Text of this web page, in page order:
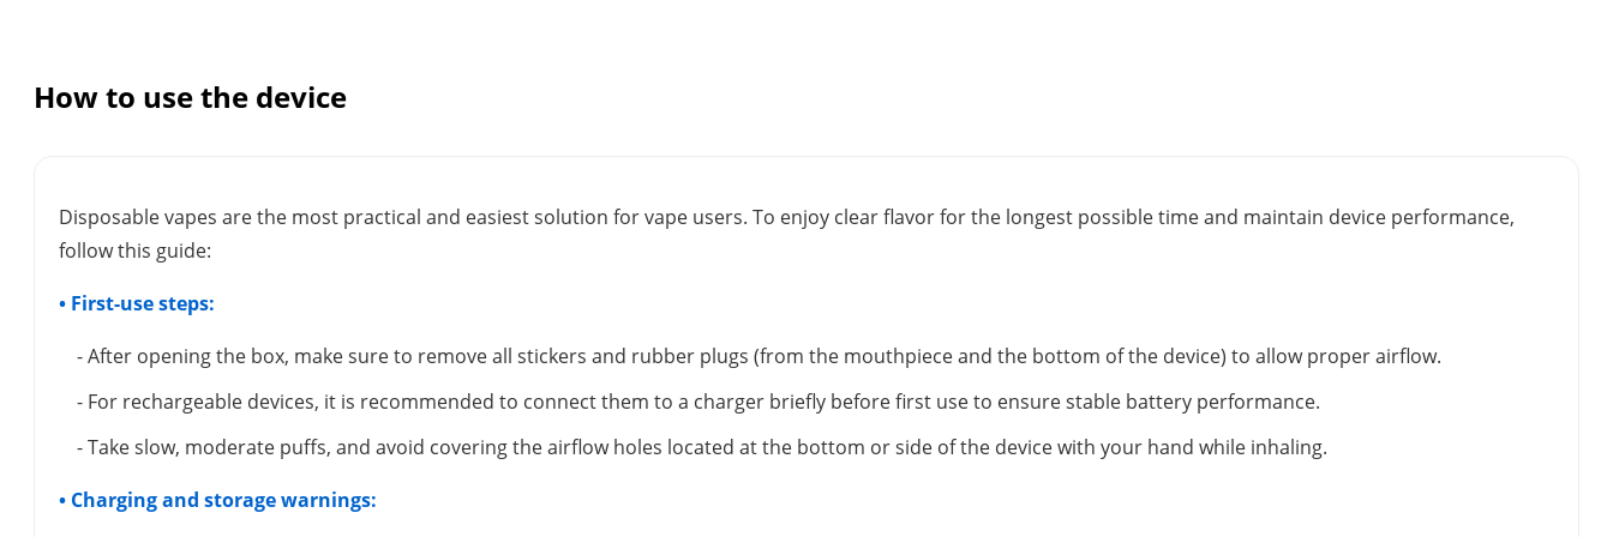
How to use the device
Disposable vapes are the most practical and easiest solution for vape users. To enjoy clear flavor for the longest possible time and maintain device performance,
follow this guide:
• First-use steps:
- After opening the box, make sure to remove all stickers and rubber plugs (from the mouthpiece and the bottom of the device) to allow proper airflow.
- For rechargeable devices, it is recommended to connect them to a charger briefly before first use to ensure stable battery performance.
- Take slow, moderate puffs, and avoid covering the airflow holes located at the bottom or side of the device with your hand while inhaling.
• Charging and storage warnings: